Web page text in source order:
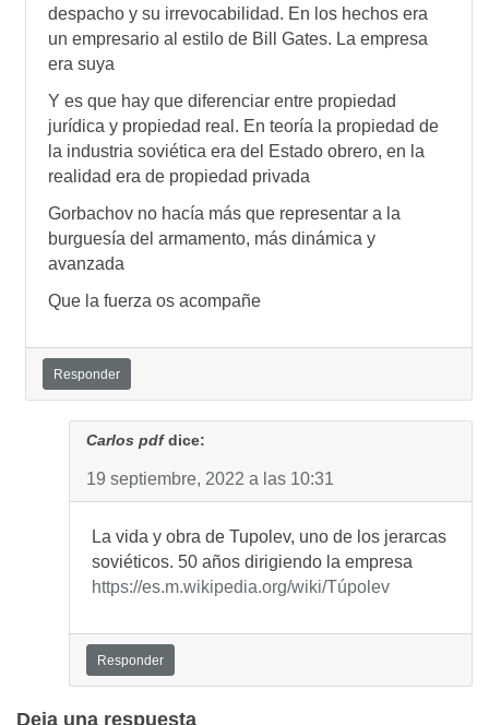
despacho y su irrevocabilidad. En los hechos era
un empresario al estilo de Bill Gates. La empresa
era suya
Y es que hay que diferenciar entre propiedad
jurídica y propiedad real. En teoría la propiedad de
la industria soviética era del Estado obrero, en la
realidad era de propiedad privada
Gorbachov no hacía más que representar a la
burguesía del armamento, más dinámica y
avanzada
Que la fuerza os acompañe
Responder
Carlos pdf dice:
19 septiembre, 2022 a las 10:31
La vida y obra de Tupolev, uno de los jerarcas
soviéticos. 50 años dirigiendo la empresa
https://es.m.wikipedia.org/wiki/Túpolev
Responder
Deja una respuesta